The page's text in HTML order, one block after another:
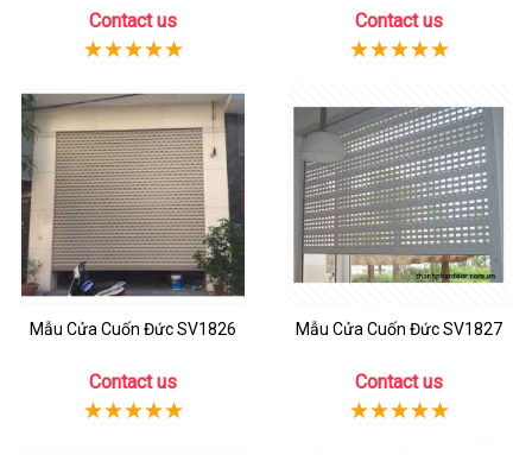
Contact us Contact us
Mẫu Cửa Cuốn Đức SV1826
Contact us
Mẫu Cửa Cuốn Đức SV1827
Contact us